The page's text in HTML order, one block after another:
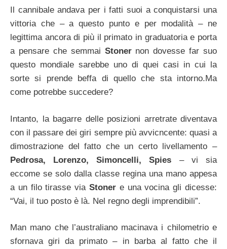
Il cannibale andava per i fatti suoi a conquistarsi una
vittoria che – a questo punto e per modalità – ne
legittima ancora di più il primato in graduatoria e porta
a pensare che semmai Stonernon dovesse far suo
questo mondiale sarebbe uno di quei casi in cui la
sorte si prende beffa di quello che sta intorno.Ma
come potrebbe succedere?
Intanto, la bagarre delle posizioni arretrate diventava
con il passare dei giri sempre più avvicncente: quasi a
dimostrazione del fatto che un certo livellamento –
Pedrosa, Lorenzo, Simoncelli, Spies – vi sia
eccome se solo dalla classe regina una mano appesa
a un filo tirasse via Stoner e una vocina gli dicesse:
“Vai, il tuo posto è là. Nel regno degli imprendibili”.
Man mano che l’australiano macinava i chilometrio e
sfornava giri da primato – in barba al fatto che il